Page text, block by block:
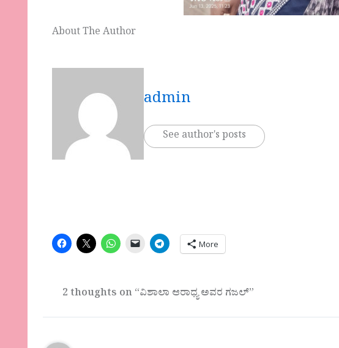
About The Author
admin
See author's posts
More
2 thoughts on “ವಿಶಾಲಾ ಆರಾಧ್ಯ ಅವರ ಗಜಲ್”